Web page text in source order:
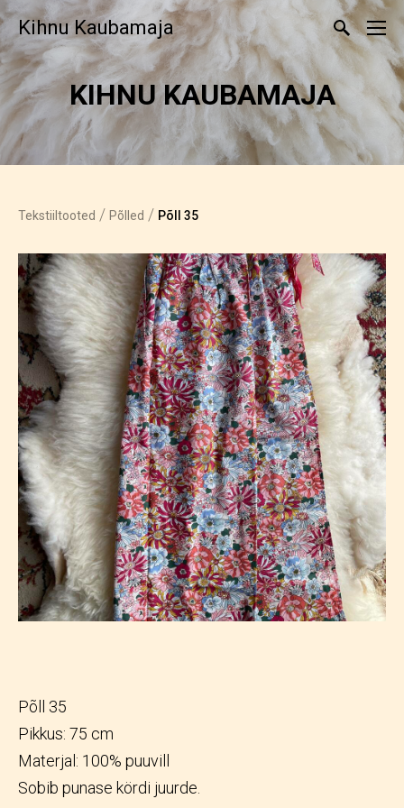
Kihnu Kaubamaja
KIHNU KAUBAMAJA
Tekstiiltooted / Põlled / Põll 35
Põll 35
Pikkus: 75 cm
Materjal: 100% puuvill
Sobib punase kördi juurde.